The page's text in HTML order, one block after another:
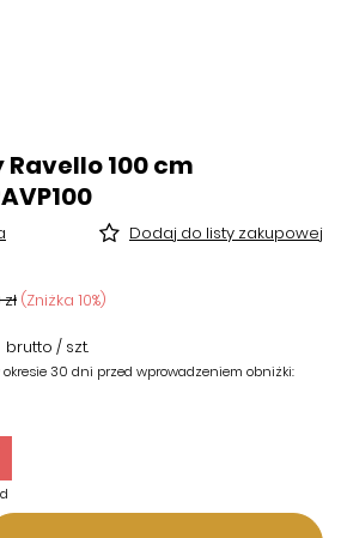
Ravello 100 cm
Dodaj do listy zakupowej
(Zniżka 10%)
brutto / szt.
30 dni przed wprowadzeniem obniżki: